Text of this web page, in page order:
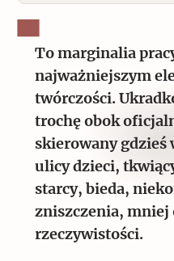
To marginalia
najważniejszym
twórczości.
trochę obok
skierowany gdzieś
ulicy dzieci,
starcy, bieda,
zniszczenia, mniej
rzeczywistości.